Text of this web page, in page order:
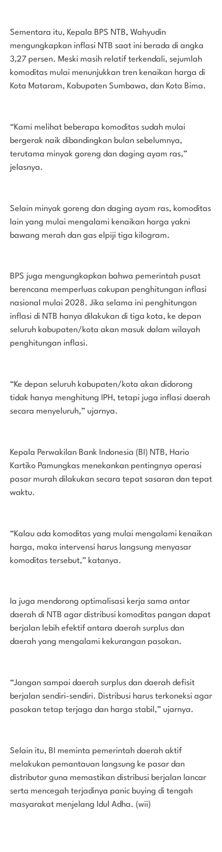
Sementara itu, Kepala BPS NTB, Wahyudin
mengungkapkan inflasi NTB saat ini berada di angka
3,27 persen. Meski masih relatif terkendali, sejumlah
komoditas mulai menunjukkan tren kenaikan harga di
Kota Mataram, Kabupaten Sumbawa, dan Kota Bima.
“Kami melihat beberapa komoditas sudah mulai
bergerak naik dibandingkan bulan sebelumnya,
terutama minyak goreng dan daging ayam ras,”
jelasnya.
Selain minyak goreng dan daging ayam ras, komoditas
lain yang mulai mengalami kenaikan harga yakni
bawang merah dan gas elpiji tiga kilogram.
BPS juga mengungkapkan bahwa pemerintah pusat
berencana memperluas cakupan penghitungan inflasi
nasional mulai 2028. Jika selama ini penghitungan
inflasi di NTB hanya dilakukan di tiga kota, ke depan
seluruh kabupaten/kota akan masuk dalam wilayah
penghitungan inflasi.
“Ke depan seluruh kabupaten/kota akan didorong
tidak hanya menghitung IPH, tetapi juga inflasi daerah
secara menyeluruh,” ujarnya.
Kepala Perwakilan Bank Indonesia (BI) NTB, Hario
Kartiko Pamungkas menekankan pentingnya operasi
pasar murah dilakukan secara tepat sasaran dan tepat
waktu.
“Kalau ada komoditas yang mulai mengalami kenaikan
harga, maka intervensi harus langsung menyasar
komoditas tersebut,” katanya.
Ia juga mendorong optimalisasi kerja sama antar
daerah di NTB agar distribusi komoditas pangan dapat
berjalan lebih efektif antara daerah surplus dan
daerah yang mengalami kekurangan pasokan.
“Jangan sampai daerah surplus dan daerah defisit
berjalan sendiri-sendiri. Distribusi harus terkoneksi agar
pasokan tetap terjaga dan harga stabil,” ujarnya.
Selain itu, BI meminta pemerintah daerah aktif
melakukan pemantauan langsung ke pasar dan
distributor guna memastikan distribusi berjalan lancar
serta mencegah terjadinya panic buying di tengah
masyarakat menjelang Idul Adha. (wii)